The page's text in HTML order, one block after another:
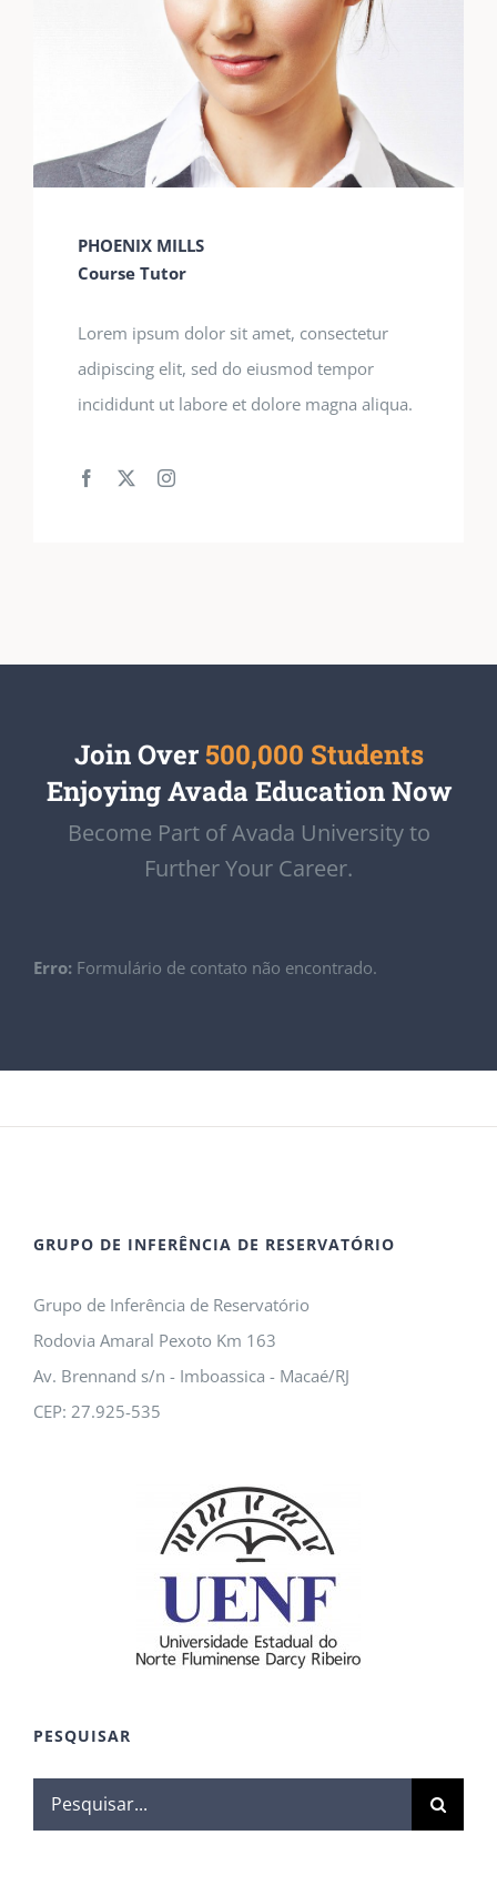
PHOENIX MILLS
Course Tutor
Lorem ipsum dolor sit amet, consectetur
adipiscing elit, sed do eiusmod tempor
incididunt ut labore et dolore magna aliqua.
Join Over 500,000 Students
Enjoying Avada Education Now
Become Part of Avada University to
Further Your Career.
Erro: Formulário de contato não encontrado.
GRUPO DE INFERÊNCIA DE RESERVATÓRIO
Grupo de Inferência de Reservatório
Rodovia Amaral Pexoto Km 163
Av. Brennand s/n - Imboassica - Macaé/RJ
CEP: 27.925-535
PESQUISAR